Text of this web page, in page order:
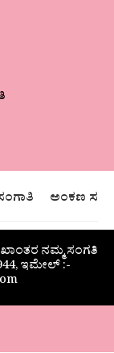
ಅಂಕಣ
ನಮ್ಮ ಸಂಗತಿ
ಇಮೇಲ್ :-